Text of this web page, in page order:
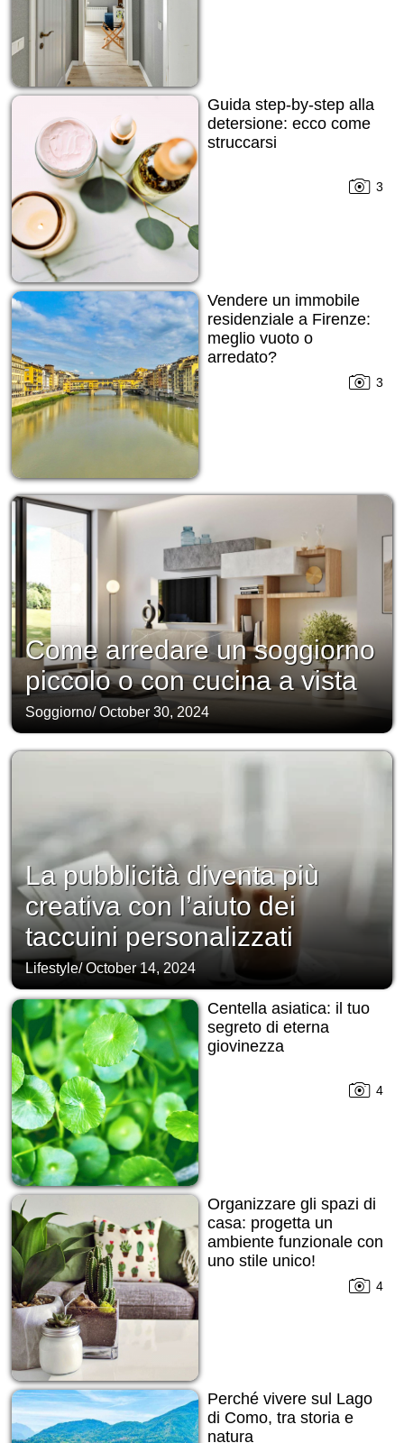
Guida step-by-step alla
detersione: ecco come
struccarsi
3
Vendere un immobile
residenziale a Firenze:
meglio vuoto o
arredato?
3
Come arredare un soggiorno
piccolo o con cucina a vista
Soggiorno/October 30, 2024
La pubblicità diventa più
creativa con l’aiuto dei
taccuini personalizzati
Lifestyle/October 14, 2024
Centella asiatica: il tuo
segreto di eterna
giovinezza
4
Organizzare gli spazi di
casa: progetta un
ambiente funzionale con
uno stile unico!
4
Perché vivere sul Lago
di Como, tra storia e
natura